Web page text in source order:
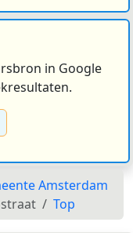
in Google
Amsterdam
Top